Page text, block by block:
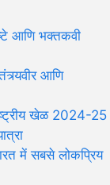
आणि भक्तकवी
आणि
खेळ 2024-25
में सबसे लोकप्रिय